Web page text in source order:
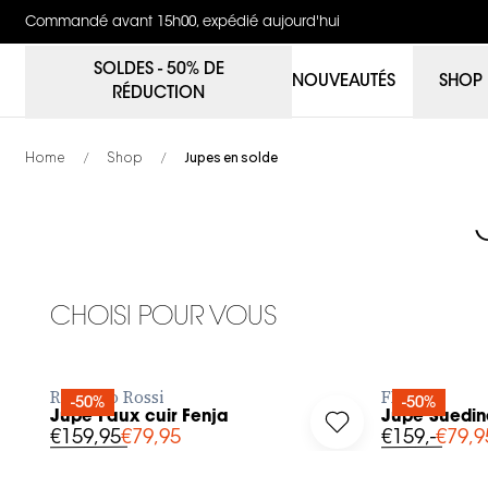
Commandé avant 15h00, expédié aujourd'hui
SOLDES - 50% DE
RÉDUCTION
NOUVEAUTÉS SHOP
Home / Shop / Jupes en solde
CHOISI POUR VOUS
-50%
Log in to add Jupe Faux cuir Fenja to your wishlist
AJOUTER RAPIDEMENT
Raffaello Rossi
Jupe Faux cuir Fenja
€159,95€79,95
-50%
Log in to add
FFC
Jupe
€159,-
36 38 40 42 32 34